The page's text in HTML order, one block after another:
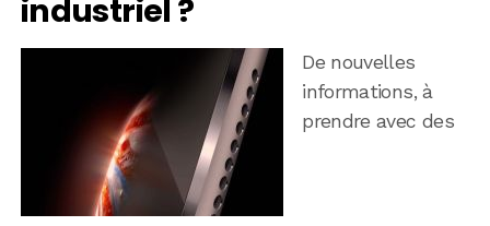
industriel ?
De nouvelles
informations, à
prendre avec des